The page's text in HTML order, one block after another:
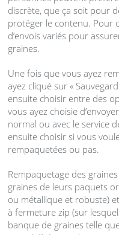
discrète, que ça soit pour
protéger le contenu. Pour
d’envois variés pour
graines.
Une fois que vous ayez
ayez cliqué sur «
ensuite choisir entre des
vous ayez choisie
normal ou avec le service
ensuite choisir si vous
rempaquetées ou pas.
Rempaquetage des
graines de leurs paquets
ou métallique et robuste)
à fermeture zip (sur
banque de graines telle